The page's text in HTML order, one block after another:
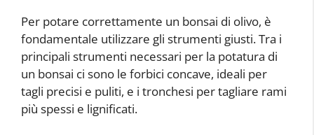
Per potare correttamente un bonsai di olivo, è
fondamentale utilizzare gli strumenti giusti. Tra i
principali strumenti necessari per la potatura di
un bonsai ci sono le forbici concave, ideali per
tagli precisi e puliti, e i tronchesi per tagliare rami
più spessi e lignificati.